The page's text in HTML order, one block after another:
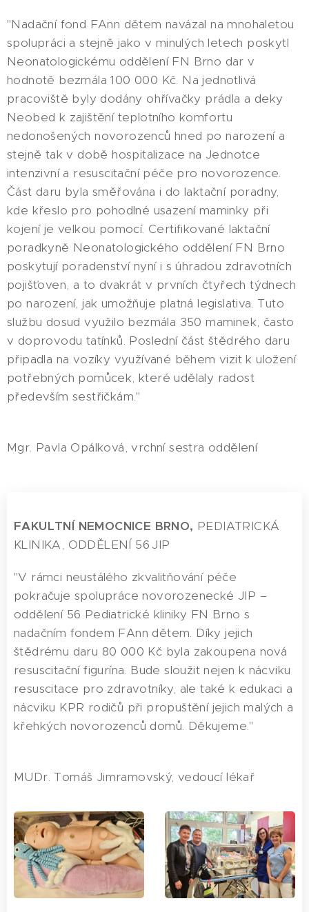
"Nadační fond FAnn dětem navázal na mnohaletou
spolupráci a stejně jako v minulých letech poskytl
Neonatologickému oddělení FN Brno dar v
hodnotě bezmála 100 000 Kč. Na jednotlivá
pracoviště byly dodány ohřívačky prádla a deky
Neobed k zajištění teplotního komfortu
nedonošených novorozenců hned po narození a
stejně tak v době hospitalizace na Jednotce
intenzivní a resuscitační péče pro novorozence.
Část daru byla směřována i do laktační poradny,
kde křeslo pro pohodlné usazení maminky při
kojení je velkou pomocí. Certifikované laktační
poradkyně Neonatologického oddělení FN Brno
poskytují poradenství nyní i s úhradou zdravotních
pojišťoven, a to dvakrát v prvních čtyřech týdnech
po narození, jak umožňuje platná legislativa. Tuto
službu dosud využilo bezmála 350 maminek, často
v doprovodu tatínků. Poslední část štědrého daru
připadla na vozíky využívané během vizit k uložení
potřebných pomůcek, které udělaly radost
především sestřičkám."
Mgr. Pavla Opálková, vrchní sestra oddělení
FAKULTNÍ NEMOCNICE BRNO, PEDIATRICKÁ
KLINIKA, ODDĚLENÍ 56 JIP
"V rámci neustálého zkvalitňování péče
pokračuje spolupráce novorozenecké JIP –
oddělení 56 Pediatrické kliniky FN Brno s
nadačním fondem FAnn dětem. Díky jejich
štědrému daru 80 000 Kč byla zakoupena nová
resuscitační figurína. Bude sloužit nejen k nácviku
resuscitace pro zdravotníky, ale také k edukaci a
nácviku KPR rodičů při propuštění jejich malých a
křehkých novorozenců domů. Děkujeme."
MUDr. Tomáš Jimramovský, vedoucí lékař